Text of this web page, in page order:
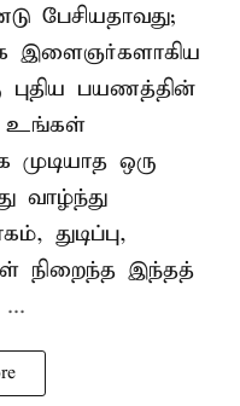
பேசியதாவது;
இளைஞர்களாகிய
பயணத்தின்
உங்கள்
ஒரு
வாழ்ந்து
துடிப்பு,
நிறைந்த இந்தத்